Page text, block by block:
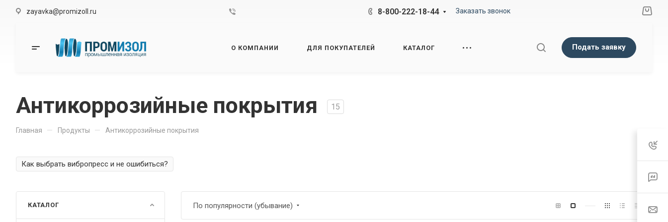
zayavka@promizoll.ru 8-800-222-18-44 Заказать звонок
О КОМПАНИИ ДЛЯ ПОКУПАТЕЛЕЙ КАТАЛОГ Подать заявку
Антикоррозийные покрытия 15
Главная — Продукты — Антикоррозийные покрытия
Как выбрать вибропресс и не ошибиться?
По популярности (убывание)
КАТАЛОГ